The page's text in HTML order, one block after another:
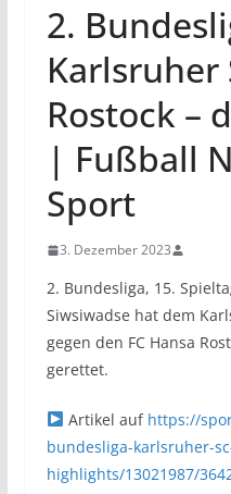
2.
Karlsruher
Rostock –
| Fußball
Sport
3. Dezember 2023
2. Bundesliga, 15.
Siwsiwadse hat dem
gegen den FC Hansa
gerettet.
Artikel auf https://
bundesliga-karlsruher-
highlights/13021987/